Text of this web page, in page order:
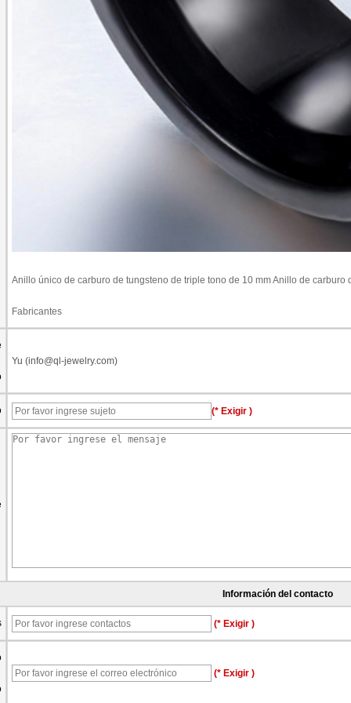
Anillo único de carburo de tungsteno de triple tono de 10 mm Anillo de
Fabricantes
Yu (info@ql-jewelry.com)
(* Exigir )
Información del contacto
(* Exigir )
(* Exigir )